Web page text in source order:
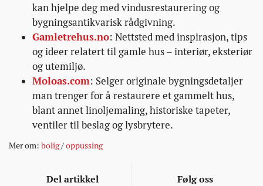
kan hjelpe deg med vindusrestaurering og
bygningsantikvarisk rådgivning.
Gamletrehus.no: Nettsted med inspirasjon, tips
og ideer relatert til gamle hus – interiør, eksteriør
og utemiljø.
Moloas.com: Selger originale bygningsdetaljer
man trenger for å restaurere et gammelt hus,
blant annet linoljemaling, historiske tapeter,
ventiler til beslag og lysbrytere.
Mer om: bolig/oppussing
Del artikkel Følg oss